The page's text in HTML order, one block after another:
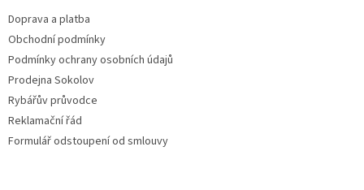
Doprava a platba
Obchodní podmínky
Podmínky ochrany osobních údajů
Prodejna Sokolov
Rybářův průvodce
Reklamační řád
Formulář odstoupení od smlouvy